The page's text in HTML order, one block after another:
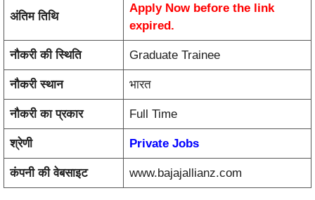
अंतिम तिथि
Apply Now before the link
expired.
नौकरी की स्थिति Graduate Trainee
नौकरी स्थान भारत
नौकरी का प्रकार Full Time
श्रेणी Private Jobs
कंपनी की वेबसाइट www.bajajallianz.com